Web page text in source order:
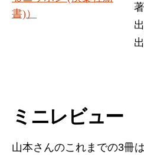
ミニレビュー
山本さんのこれまでの3冊